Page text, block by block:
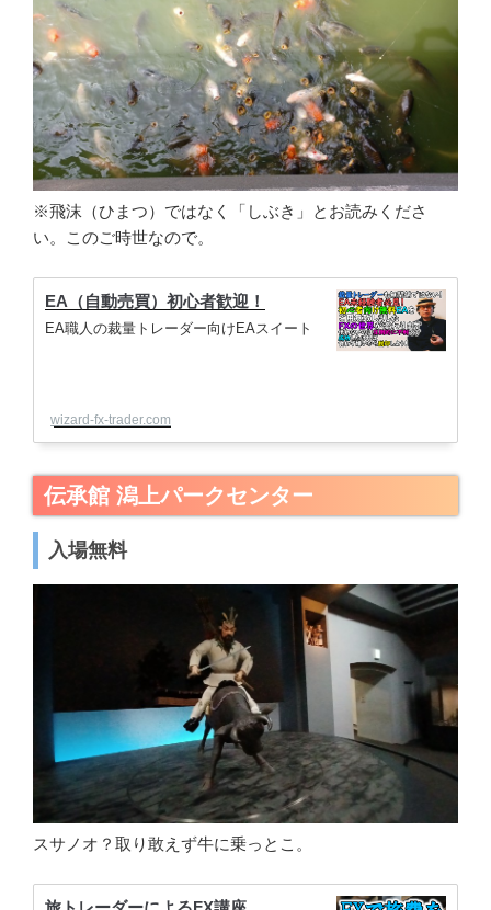
※飛沫（ひまつ）ではなく「しぶき」とお読みくださ
い。このご時世なので。
EA（自動売買）初心者歓迎！
EA職人の裁量トレーダー向けEAスイート
wizard-fx-trader.com
伝承館 潟上パークセンター
入場無料
スサノオ？取り敢えず牛に乗っとこ。